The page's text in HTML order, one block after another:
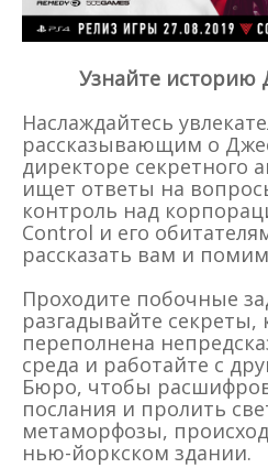
Узнайте историю
Наслаждайтесь
рассказывающим о
директоре секретного
ищет ответы на
контроль над
Control и его
рассказать вам и
Проходите побочные
разгадывайте
переполнена
среда и работайте с
Бюро, чтобы
послания и пролить
метаморфозы,
нью-йоркском здании.